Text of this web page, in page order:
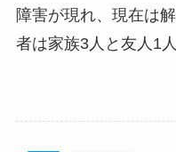
障害が現れ、現在は
者は家族3人と友人1